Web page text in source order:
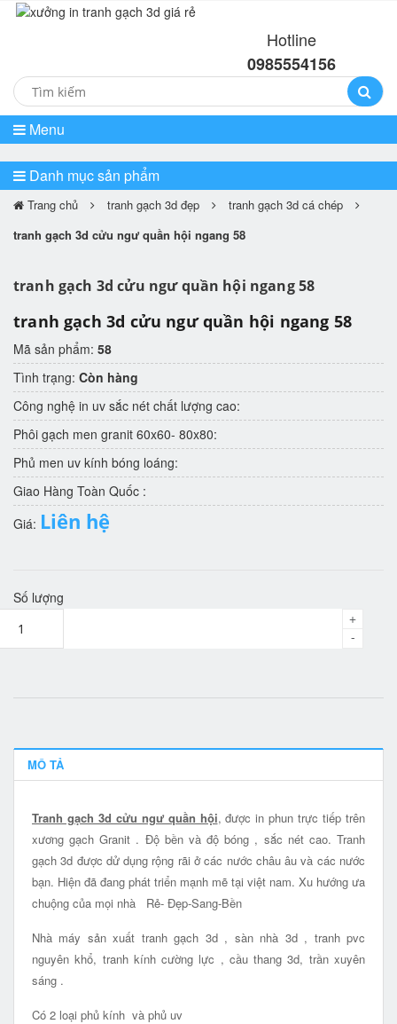
Hotline
0985554156
Menu
Danh mục sản phẩm
Trang chủ tranh gạch 3d đẹp
tranh gạch 3d cá chép
tranh gạch 3d cửu ngư quần hội ngang 58
tranh gạch 3d cửu ngư quần hội ngang 58
tranh gạch 3d cửu ngư quần hội ngang 58
Mã sản phẩm: 58
Tình trạng: Còn hàng
Công nghệ in uv sắc nét chất lượng cao:
Phôi gạch men granit 60x60- 80x80:
Phủ men uv kính bóng loáng:
Giao Hàng Toàn Quốc :
Giá: Liên hệ
Số lượng
-
+
MÔ TẢ
Tranh gạch 3d cửu ngư quần hội, được in phun trực tiếp trên
xương gạch Granit . Độ bền và độ bóng , sắc nét cao. Tranh
gạch 3d được dử dụng rộng rãi ở các nước châu âu và các nước
bạn. Hiện đã đang phát triển mạnh mẽ tại việt nam. Xu hướng ưa
chuộng của mọi nhà Rẻ- Đẹp-Sang-Bền
Nhà máy sản xuất tranh gạch 3d , sàn nhà 3d , tranh pvc
nguyên khổ, tranh kính cường lực , cầu thang 3d, trần xuyên
sáng .
Có 2 loại phủ kính và phủ uv